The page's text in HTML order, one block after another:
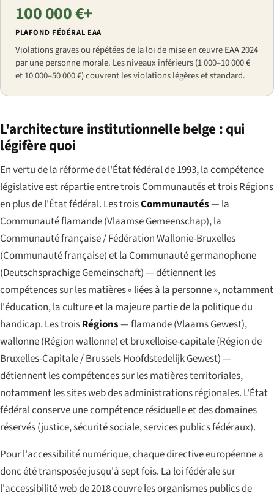
100 000 €+
PLAFOND FÉDÉRAL EAA
Violations graves ou répétées de la loi de mise en œuvre EAA 2024
par une personne morale. Les niveaux inférieurs (1 000–10 000 €
et 10 000–50 000 €) couvrent les violations légères et standard.
L'architecture institutionnelle belge : qui
légifère quoi
En vertu de la réforme de l'État fédéral de 1993, la compétence
législative est répartie entre trois Communautés et trois Régions
en plus de l'État fédéral. Les troisCommunautés— la
Communauté flamande (Vlaamse Gemeenschap), la
Communauté française / Fédération Wallonie-Bruxelles
(Communauté française) et la Communauté germanophone
(Deutschsprachige Gemeinschaft) — détiennent les
compétences sur les matières « liées à la personne », notamment
l'éducation, la culture et la majeure partie de la politique du
handicap. Les troisRégions— flamande (Vlaams Gewest),
wallonne (Région wallonne) et bruxelloise-capitale (Région de
Bruxelles-Capitale/Brussels Hoofdstedelijk Gewest) —
détiennent les compétences sur les matières territoriales,
notamment les sites web des administrations régionales. L'État
fédéral conserve une compétence résiduelle et des domaines
réservés (justice, sécurité sociale, services publics fédéraux).
Pour l'accessibilité numérique, chaque directive européenne a
donc été transposée jusqu'à sept fois. La loi fédérale sur
l'accessibilité web de 2018 couvre les organismes publics de